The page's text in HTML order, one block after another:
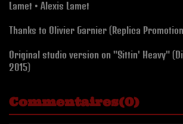
Lamet • Alexis Lamet
Thanks to Olivier Garnier (Replica
Original studio version on "Sittin' Heavy"
2015)
Commentaires(0)